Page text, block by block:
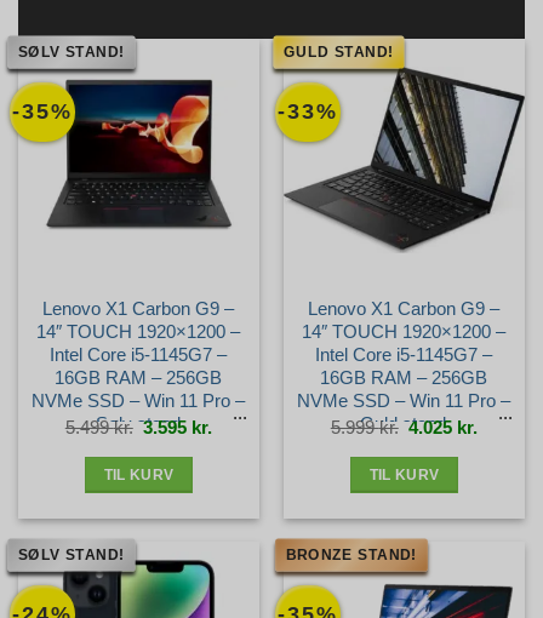
-35%
SØLV STAND!
Lenovo X1 Carbon G9 –
14″ TOUCH 1920×1200 –
Intel Core i5-1145G7 –
16GB RAM – 256GB
NVMe SSD – Win 11 Pro –
Sølv stand
5.499kr. Den
oprindelige
pris
3.595 kr. Den
aktuelle
pris
TIL KURV
-33%
GULD STAND!
Lenovo X1 Carbon G9 –
14″ TOUCH 1920×1200 –
Intel Core i5-1145G7 –
16GB RAM – 256GB
NVMe SSD – Win 11 Pro –
Guld stand
5.999kr. Den
oprindelige
pris
4.025 kr. Den
aktuelle
pris
TIL KURV
SØLV STAND! BRONZE STAND!